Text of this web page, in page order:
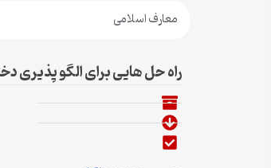
معارف اسلامی
راه حل هایی برای الگو پذیری